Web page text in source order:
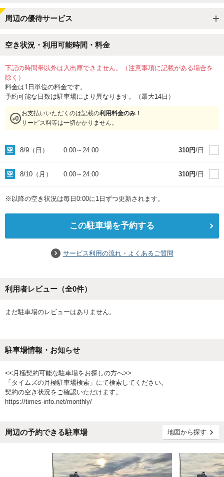
周辺の優待サービス
空き状況・利用可能時間・料金
下記の時間帯以外は入出庫できません。（注意事項に記載がある場合を
除く）
料金は1日単位の料金です。
予約可能な日数は駐車場により異なります。（最大14日）
お支払いいただくのは記載の利用料金のみ！
サービス料等は一切かかりません。
8/9（日） 0:00～ 24:00 310円/日
8/10（月） 0:00～ 24:00 310円/日
※以降の空き状況は毎日0:00に1日ずつ更新されます。
この駐車場を予約する
サービス利用の流れ・よくあるご質問
利用者レビュー（全0件）
まだ駐車場のレビューはありません。
駐車場情報・お知らせ
<<月極契約可能な駐車場をお探しの方へ>>
「タイムズの月極駐車場検索」にて検索してください。
契約の空き状況をご確認いただけます。
https://times-info.net/monthly/
周辺の予約できる駐車場 地図から探す